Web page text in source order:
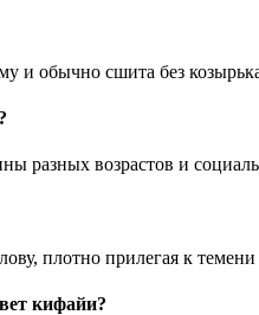
и обычно сшита без
разных возрастов и
плотно прилегая к
кифайи?